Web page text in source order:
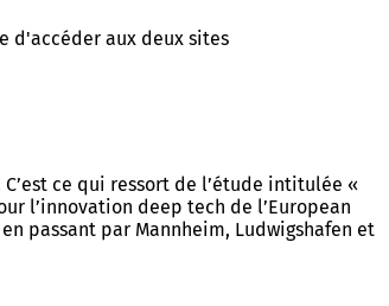
d'accéder aux deux sites
ce qui ressort de l’étude intitulée «
l’innovation deep tech de l’European
passant par Mannheim, Ludwigshafen et